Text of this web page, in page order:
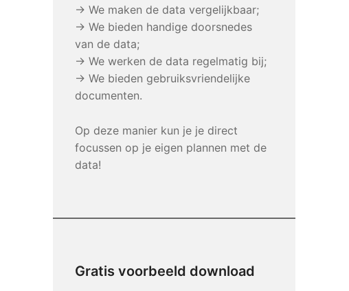
→ We maken de data vergelijkbaar;
→ We bieden handige doorsnedes
van de data;
→ We werken de data regelmatig bij;
→ We bieden gebruiksvriendelijke
documenten.
Op deze manier kun je je direct
focussen op je eigen plannen met de
data!
Gratis voorbeeld download